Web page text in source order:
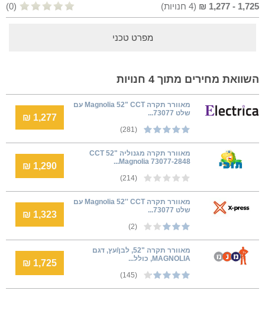
1,725
-
1,277
₪
(
4 חנויות) (0)
מפרט טכני
השוואת מחירים מתוך 4 חנויות
‏מאוורר תקרה Magnolia 52" CCT עם
שלט 73077...
(281)
1,277 ₪
מאוורר תקרה מגנוליה CCT 52"
Magnolia 73077-2848...
(214)
1,290 ₪
‏מאוורר תקרה Magnolia 52'' CCT עם
שלט 73077...
(2)
1,323 ₪
מאוורר תקרה "52, לבן/עץ, דגם
MAGNOLIA, כולל...
(145)
1,725 ₪